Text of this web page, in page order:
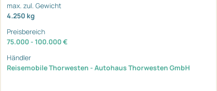
max. zul. Gewicht
4.250 kg
Preisbereich
75.000 - 100.000 €
Händler
Reisemobile Thorwesten - Autohaus Thorwesten GmbH